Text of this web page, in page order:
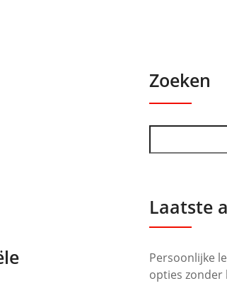
Zoeken
Laatste
Persoonlijke
opties